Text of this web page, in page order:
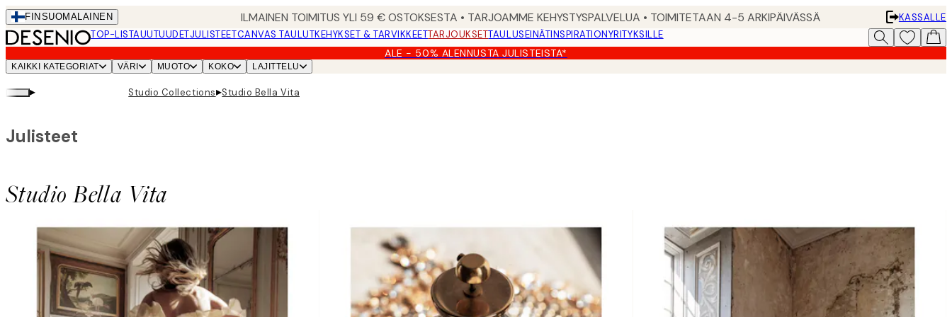
Skip
to
main
content.
FIN SUOMALAINEN ILMAINEN TOIMITUS YLI 59 € OSTOKSESTA • TARJOAMME KEHYSTYSPALVELUA • TOIMITETAAN 4-5 ARKIPÄIVÄSSÄ
KASSALLE
TOP-LISTAUUTUUDETJULISTEETCANVAS TAULUTKEHYKSET & TARVIKKEETTARJOUKSETTAULUSEINÄTINSPIRATIONYRITYKSILLE
ALE - 50% ALENNUSTA JULISTEISTA*
KAIKKI KATEGORIAT VÄRI MUOTO KOKO LAJITTELU
▸ Studio Collections▸Studio Bella Vita
Studio Bella Vita
Julisteet